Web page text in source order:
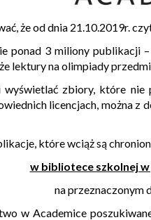
że od dnia 21.10.2019r.
ponad 3 miliony publikacji
lektury na olimpiady
wyświetlać zbiory, które
licencjach, można
które wciąż są
w bibliotece szkolnej w
na przeznaczonym
w Academice